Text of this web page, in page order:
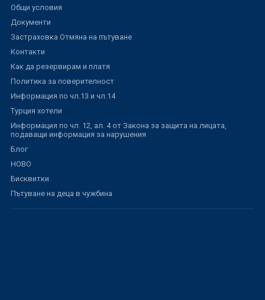
Общи условия
Документи
Застраховка Отмяна на пътуване
Контакти
Как да резервирам и платя
Политика за поверителност
Информация по чл.13 и чл.14
Турция хотели
Информация по чл. 12, ал. 4 от Закона за защита на лицата,
подаващи информация за нарушения
Блог
НОВО
Бисквитки
Пътуване на деца в чужбина